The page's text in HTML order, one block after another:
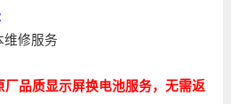
维修服务
品质显示屏换电池服务，无需返